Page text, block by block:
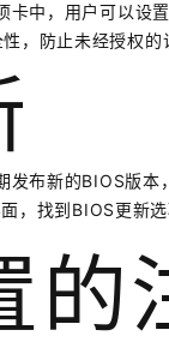
中，用户可以设
，防止未经授权的
布新的BIOS版
，找到BIOS更新
的